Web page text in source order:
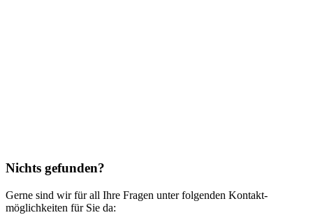
Nichts gefunden?
Gerne sind wir für all Ihre Fragen unter folgenden Kontakt­
möglichkeiten für Sie da: